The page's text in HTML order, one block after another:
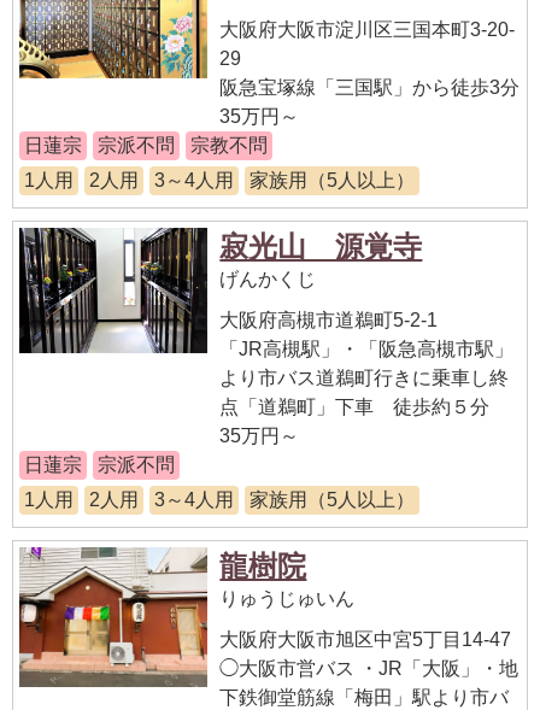
大阪府大阪市淀川区三国本町3-20-
29
阪急宝塚線「三国駅」から徒歩3分
35万円～
日蓮宗
宗派不問
宗教不問
1人用
2人用 3～4人用 家族用（5人以上）
寂光山 源覚寺
げんかくじ
大阪府高槻市道鵜町5-2-1
「JR高槻駅」・「阪急高槻市駅」
より市バス道鵜町行きに乗車し終
点「道鵜町」下車 徒歩約５分
35万円～
日蓮宗
宗派不問
1人用
2人用 3～4人用 家族用（5人以上）
龍樹院
りゅうじゅいん
大阪府大阪市旭区中宮5丁目14-47
◯大阪市営バス ・JR「大阪」・地
下鉄御堂筋線「梅田」駅より市バ